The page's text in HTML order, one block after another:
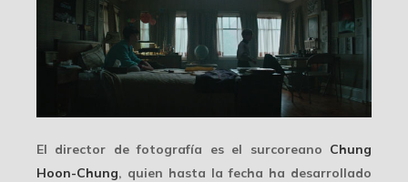
El director de fotografía es el surcoreano Chung
Hoon-Chung, quien hasta la fecha ha desarrollado